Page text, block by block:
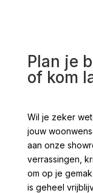
Plan je
of kom
Wil je zeker
jouw
aan onze
verrassingen,
om op je
is geheel